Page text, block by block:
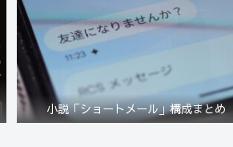
小説「ショートメール」構成まとめ